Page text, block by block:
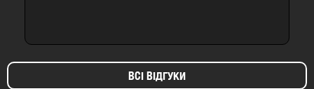
ВСІ ВІДГУКИ